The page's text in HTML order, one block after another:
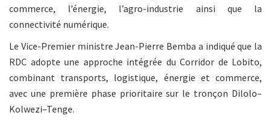
commerce, l’énergie, l’agro-industrie ainsi que la
connectivité numérique.
Le Vice-Premier ministre Jean-Pierre Bemba a indiqué que la
RDC adopte une approche intégrée du Corridor de Lobito,
combinant transports, logistique, énergie et commerce,
avec une première phase prioritaire sur le tronçon Dilolo–
Kolwezi–Tenge.